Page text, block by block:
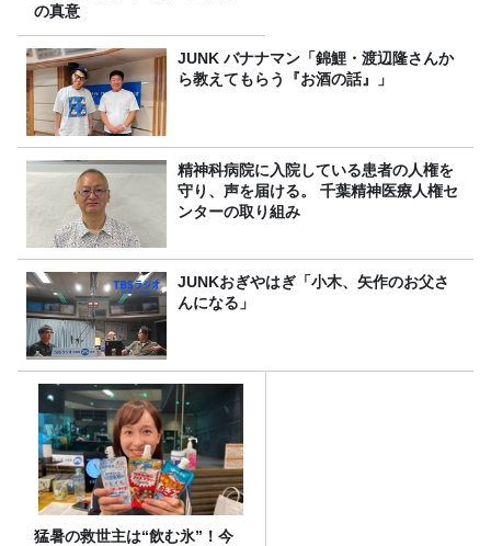
の真意
JUNK バナナマン「錦鯉・渡辺隆さんか
ら教えてもらう『お酒の話』」
精神科病院に入院している患者の人権を
守り、声を届ける。 千葉精神医療人権セ
ンターの取り組み
JUNKおぎやはぎ「小木、矢作のお父さ
んになる」
猛暑の救世主は“飲む氷”！今